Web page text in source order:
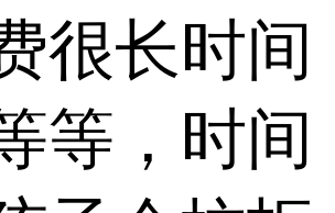
很长时间
等，时间